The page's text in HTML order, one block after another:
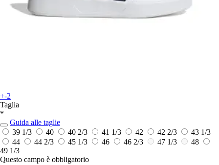
+-2
Taglia
*
Guida alle taglie
39 1/3
40 40 2/3 41 1/3 42 42 2/3
43 1/3
44
44 2/3 45 1/3 46 46 2/3 47 1/3
48
49 1/3
Questo campo è obbligatorio